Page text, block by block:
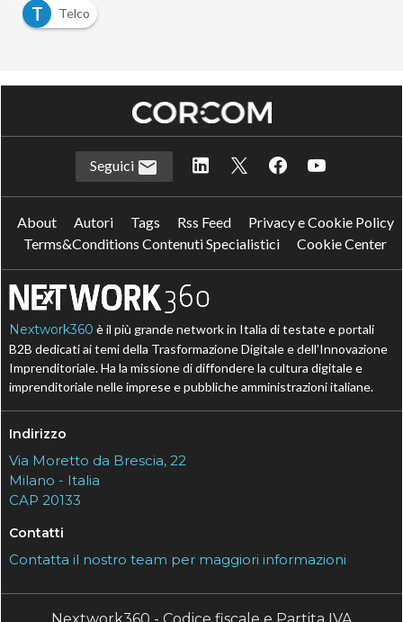
T
Telco
Seguici
About Autori Tags Rss Feed
Privacy e Cookie Policy
Terms&Conditions Contenuti Specialistici
Cookie Center
Nextwork360 è il più grande network in Italia di testate e portali
B2B dedicati ai temi della Trasformazione Digitale e dell’Innovazione
Imprenditoriale. Ha la missione di diffondere la cultura digitale e
imprenditoriale nelle imprese e pubbliche amministrazioni italiane.
Indirizzo
Via Moretto da Brescia, 22
Milano - Italia
CAP 20133
Contatti
Contatta il nostro team per maggiori informazioni